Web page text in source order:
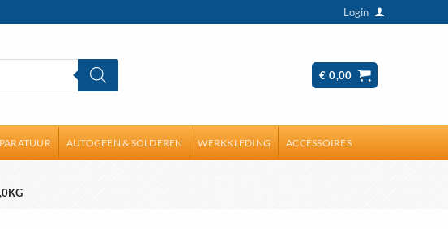
Login
€ 0,00
AUTOGEEN & SOLDEREN WERKKLEDING ACCESSOIRES